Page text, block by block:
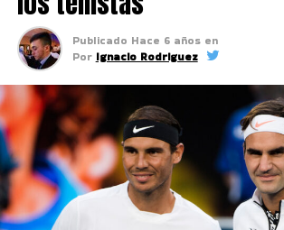
Publicado Hace 6 años en
Por Ignacio Rodriguez